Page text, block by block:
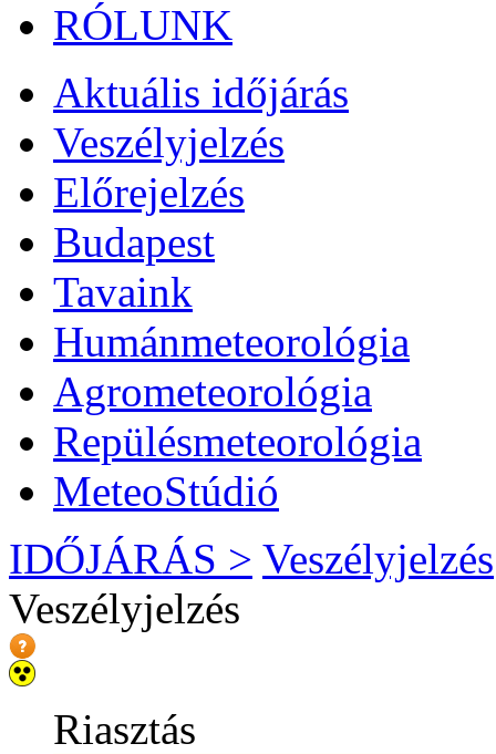
RÓLUNK
Aktuális időjárás
Veszélyjelzés
Előrejelzés
Budapest
Tavaink
Humánmeteorológia
Agrometeorológia
Repülésmeteorológia
MeteoStúdió
IDŐJÁRÁS > Veszélyjelzés
Veszélyjelzés
Riasztás